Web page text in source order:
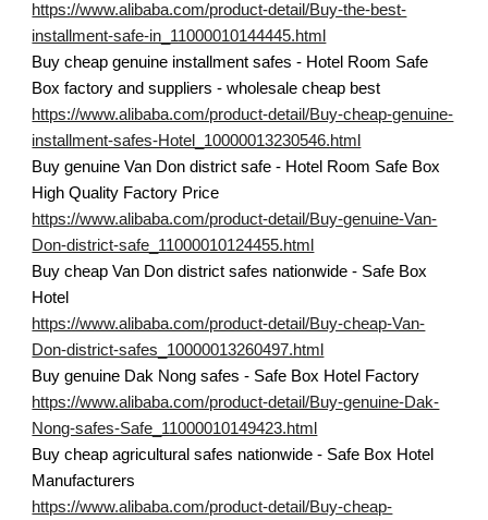
https://www.alibaba.com/product-detail/Buy-the-best-
installment-safe-in_11000010144445.html
Buy cheap genuine installment safes - Hotel Room Safe
Box factory and suppliers - wholesale cheap best
https://www.alibaba.com/product-detail/Buy-cheap-genuine-
installment-safes-Hotel_10000013230546.html
Buy genuine Van Don district safe - Hotel Room Safe Box
High Quality Factory Price
https://www.alibaba.com/product-detail/Buy-genuine-Van-
Don-district-safe_11000010124455.html
Buy cheap Van Don district safes nationwide - Safe Box
Hotel
https://www.alibaba.com/product-detail/Buy-cheap-Van-
Don-district-safes_10000013260497.html
Buy genuine Dak Nong safes - Safe Box Hotel Factory
https://www.alibaba.com/product-detail/Buy-genuine-Dak-
Nong-safes-Safe_11000010149423.html
Buy cheap agricultural safes nationwide - Safe Box Hotel
Manufacturers
https://www.alibaba.com/product-detail/Buy-cheap-